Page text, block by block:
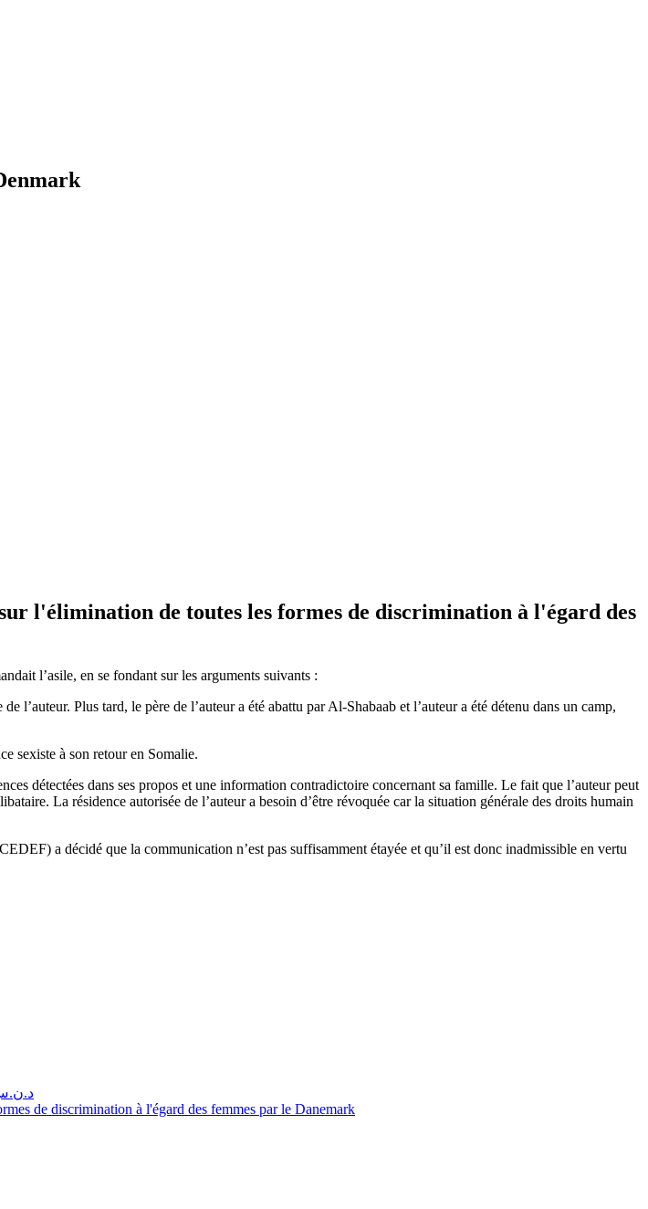
l'élimination de toutes les formes de discrimination à l'égard des
l’asile, en se fondant sur les arguments suivants :
Plus tard, le père de l’auteur a été abattu par Al-Shabaab et l’auteur a été détenu dans un camp,
sexiste à son retour en Somalie.
détectées dans ses propos et une information contradictoire concernant sa famille. Le fait que l’auteur peut
La résidence autorisée de l’auteur a besoin d’être révoquée car la situation générale des droits humain
a décidé que la communication n’est pas suffisamment étayée et qu’il est donc inadmissible en vertu
د.ن.س. ضد
de discrimination à l'égard des femmes par le Danemark